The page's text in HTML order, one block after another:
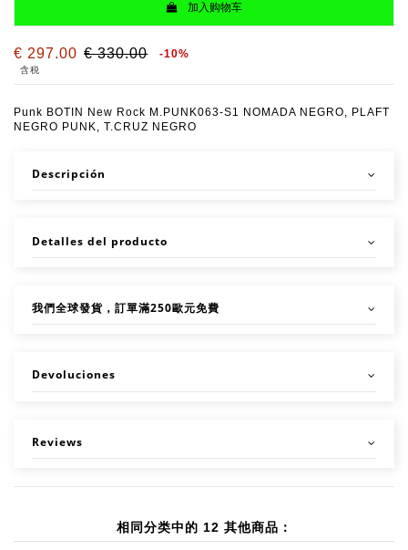
加入购物车
€ 297.00 € 330.00 -10%
含税
Punk BOTIN New Rock M.PUNK063-S1 NOMADA NEGRO, PLAFT
NEGRO PUNK, T.CRUZ NEGRO
Descripción
Detalles del producto
我們全球發貨，訂單滿250歐元免費
Devoluciones
Reviews
相同分类中的 12 其他商品：